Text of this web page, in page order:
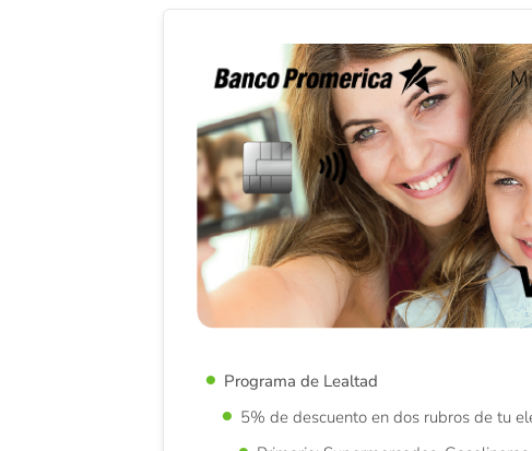
Programa de Lealtad
5% de descuento en dos rubros de tu